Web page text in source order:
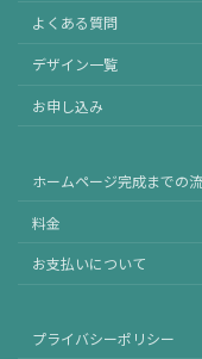
よくある質問
デザイン一覧
お申し込み
ホームページ完成までの
料金
お支払いについて
プライバシーポリシー